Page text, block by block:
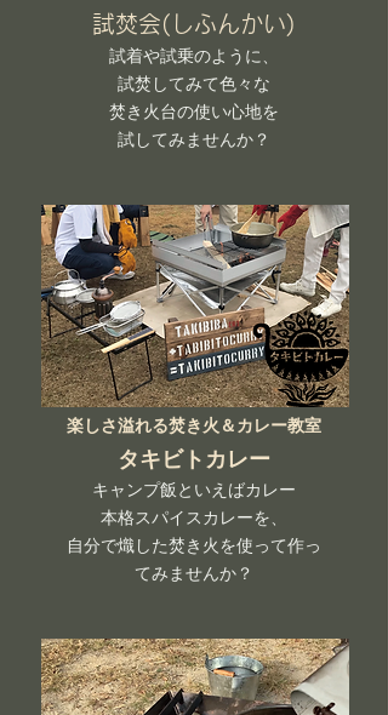
試焚会(しふんかい)
試着や試乗のように、
試焚してみて色々な
焚き火台の使い心地を
​試してみませんか？
楽しさ溢れる焚き火＆カレー教室
タキビトカレー
キャンプ飯といえばカレー
本格スパイスカレーを、
自分で熾した焚き火を使って作っ
てみませんか？